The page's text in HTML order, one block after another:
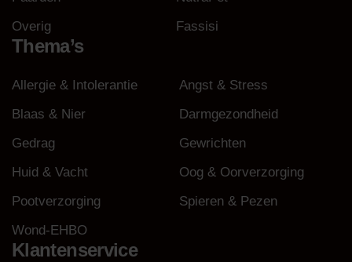
Overig
Fassisi
Thema’s
Allergie & Intolerantie
Angst & Stress
Blaas & Nier
Darmgezondheid
Gedrag
Gewrichten
Huid & Vacht
Oog & Oorverzorging
Pootverzorging
Spieren & Pezen
Wond-EHBO
Klantenservice